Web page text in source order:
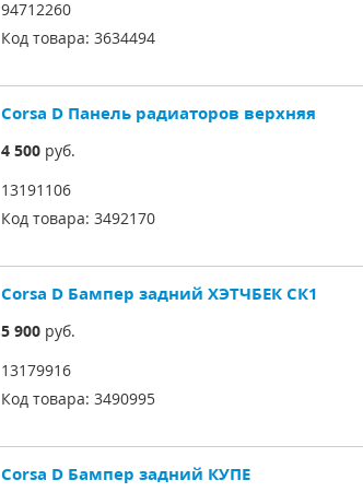
94712260
Код товара: 3634494
Corsa D Панель радиаторов верхняя
4 500руб.
13191106
Код товара: 3492170
Corsa D Бампер задний ХЭТЧБЕК СК1
5 900руб.
13179916
Код товара: 3490995
Corsa D Бампер задний КУПЕ